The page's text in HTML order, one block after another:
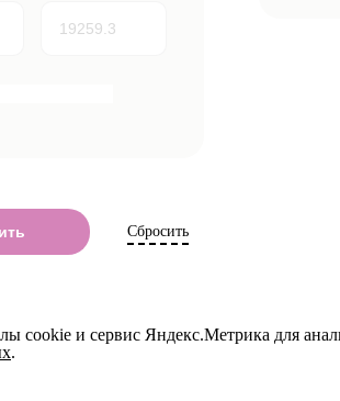
Сбросить
cookie и сервис Яндекс.Метрика для
.